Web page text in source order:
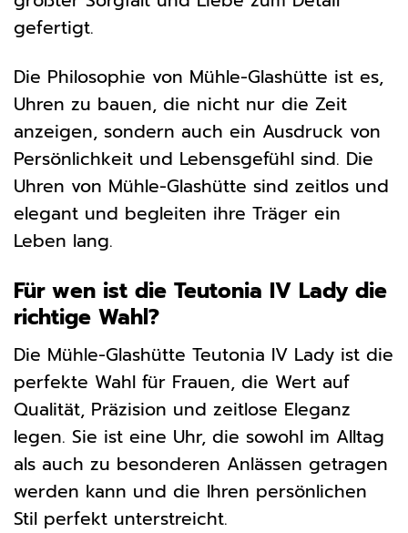
gefertigt.
Die Philosophie von Mühle-Glashütte ist es,
Uhren zu bauen, die nicht nur die Zeit
anzeigen, sondern auch ein Ausdruck von
Persönlichkeit und Lebensgefühl sind. Die
Uhren von Mühle-Glashütte sind zeitlos und
elegant und begleiten ihre Träger ein
Leben lang.
Für wen ist die Teutonia IV Lady die
richtige Wahl?
Die Mühle-Glashütte Teutonia IV Lady ist die
perfekte Wahl für Frauen, die Wert auf
Qualität, Präzision und zeitlose Eleganz
legen. Sie ist eine Uhr, die sowohl im Alltag
als auch zu besonderen Anlässen getragen
werden kann und die Ihren persönlichen
Stil perfekt unterstreicht.